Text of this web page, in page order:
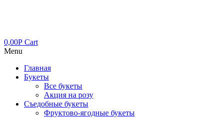
0,00Р Cart
Menu
Главная
Букеты
Все букеты
Акция на розу
Съедобные букеты
Фруктово-ягодные букеты